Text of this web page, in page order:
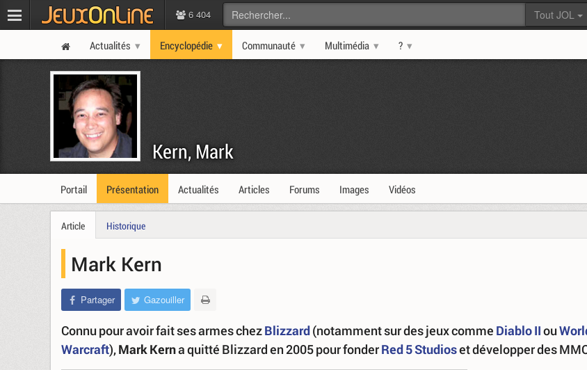
6 404 Tout JOL
Actualités Encyclopédie Communauté Multimédia ?
Kern, Mark
Portail Présentation Actualités Articles Forums Images Vidéos
Article Historique
Mark Kern
Partager Gazouiller
Connu pour avoir fait ses armes chezBlizzard(notamment sur des jeux comme Diablo IIou
Warcraft),Mark Kerna quitté Blizzard en 2005 pour fonderRed 5 Studioset développer des